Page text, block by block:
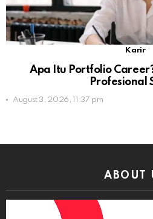
Karir
Apa Itu Portfolio
Profesional
August 3, 2026, 11:37 pm
ABOUT